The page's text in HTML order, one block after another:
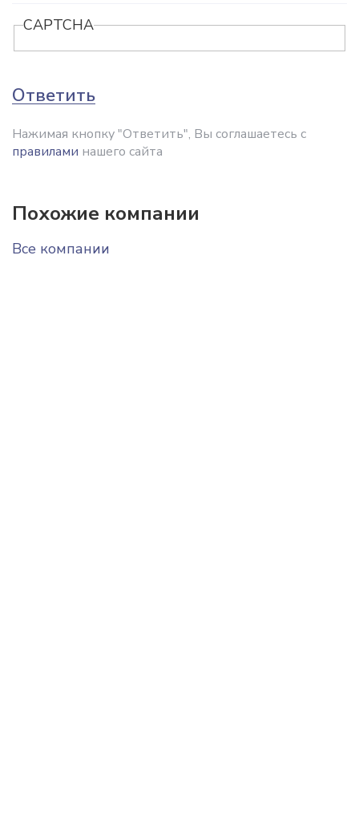
CAPTCHA
Ответить
Нажимая кнопку "Ответить", Вы соглашаетесь с
правилами нашего сайта
Похожие компании
Все компании